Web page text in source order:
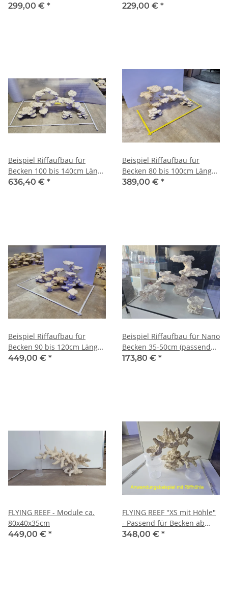
299,00 € *
229,00 € *
Beispiel Riffaufbau für
Becken 100 bis 140cm Länge
und 50 bis 70cm Breite
636,40 € *
Beispiel Riffaufbau für
Becken 80 bis 100cm Länge
und 45 bis 65cm Breite
389,00 € *
Beispiel Riffaufbau für
Becken 90 bis 120cm Länge
und 50 bis 70cm Breite
449,00 € *
Beispiel Riffaufbau für Nano
Becken 35-50cm (passend
zB. für Aqua Medic Yasha
173,80 € *
FLYING REEF - Module ca.
80x40x35cm
449,00 € *
FLYING REEF "XS mit Höhle"
- Passend für Becken ab
50/60cm ***Limited
348,00 € *